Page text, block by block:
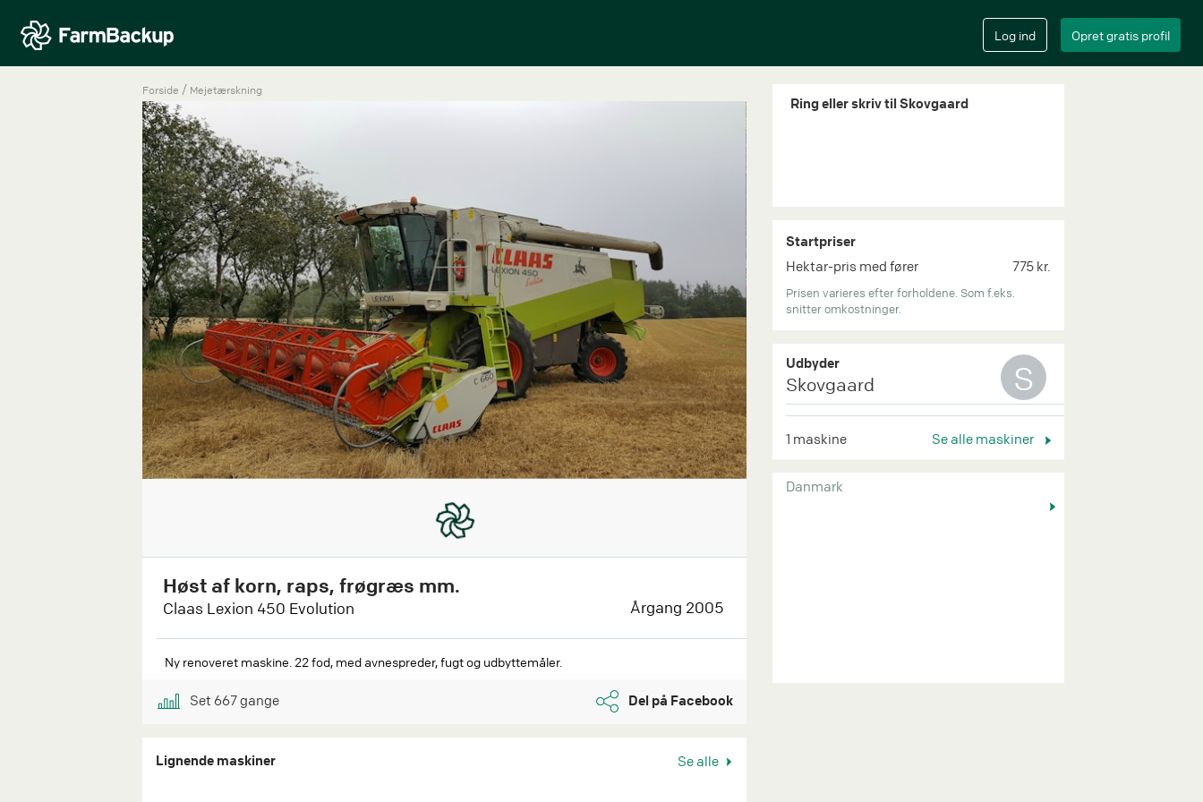
Forside / Mejetærskning
Høst af korn, raps, frøgræs mm.
Claas Lexion 450 Evolution Årgang 2005
Ny renoveret maskine. 22 fod, med avnespreder, fugt og udbyttemåler.
Set 667gange Del på Facebook
Lignende maskiner Se alle
Ring eller skriv til Skovgaard
Startpriser
Hektar-pris med fører
775 kr.
Prisen varieres efter forholdene. Som f.eks.
snitter omkostninger.
Udbyder
Skovgaard S
1 maskine Se alle maskiner
Danmark